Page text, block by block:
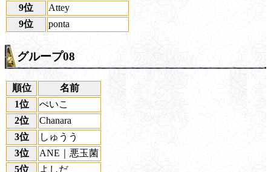
9位
Attey
9位
ponta
グループ08
順位
名前
1位
ぺいこ
2位
Chanara
3位
しゅうう
3位
ANE｜悪玉菌
5位
よしだ